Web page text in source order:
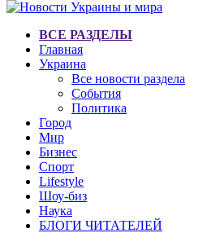
ВСЕ РАЗДЕЛЫ
Главная
Украина
Все новости раздела
События
Политика
Город
Мир
Бизнес
Спорт
Lifestyle
Шоу-биз
Наука
БЛОГИ ЧИТАТЕЛЕЙ